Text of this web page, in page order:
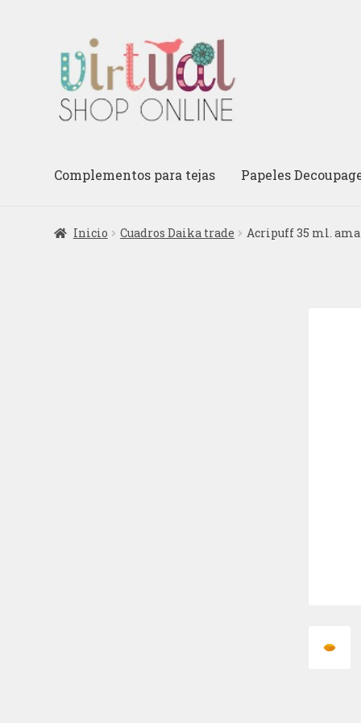
la
navegación
al
contenido
Complementos para tejas Papeles
Inicio Cuadros Daika trade Acripuff 35 ml.